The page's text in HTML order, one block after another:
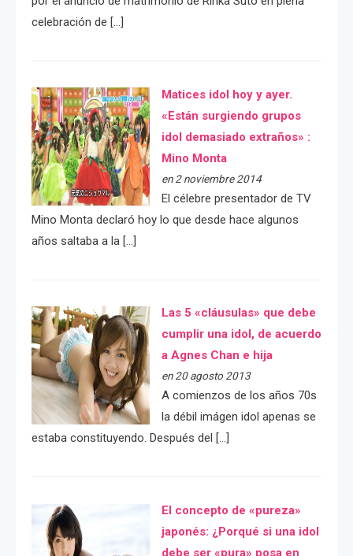
celebración de […]
Matices idol hoy y ayer.
«Están surgiendo grupos
idol demasiado extraños» :
Mino Monta
en 2 noviembre 2014
El célebre presentador de TV
Mino Monta declaró hoy lo que desde hace algunos
años saltaba a la […]
Las 5 «cláusulas» que debe
cumplir una idol, de acuerdo
a Agnes Chan e hija
en 20 agosto 2013
A comienzos de los años 70s
la débil imágen idol apenas se
estaba constituyendo. Después del […]
El concepto de «pureza»
japonés: ¿Porqué si una idol
debe ser «pura» posa en